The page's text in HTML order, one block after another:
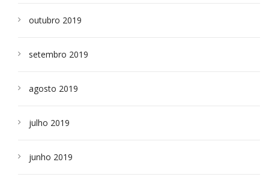
outubro 2019
setembro 2019
agosto 2019
julho 2019
junho 2019